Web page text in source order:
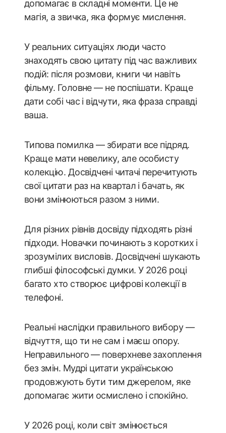
допомагає в складні моменти. Це не
магія, а звичка, яка формує мислення.
У реальних ситуаціях люди часто
знаходять свою цитату під час важливих
подій: після розмови, книги чи навіть
фільму. Головне — не поспішати. Краще
дати собі час і відчути, яка фраза справді
ваша.
Типова помилка — збирати все підряд.
Краще мати невелику, але особисту
колекцію. Досвідчені читачі перечитують
свої цитати раз на квартал і бачать, як
вони змінюються разом з ними.
Для різних рівнів досвіду підходять різні
підходи. Новачки починають з коротких і
зрозумілих висловів. Досвідчені шукають
глибші філософські думки. У 2026 році
багато хто створює цифрові колекції в
телефоні.
Реальні наслідки правильного вибору —
відчуття, що ти не сам і маєш опору.
Неправильного — поверхневе захоплення
без змін. Мудрі цитати українською
продовжують бути тим джерелом, яке
допомагає жити осмислено і спокійно.
У 2026 році, коли світ змінюється